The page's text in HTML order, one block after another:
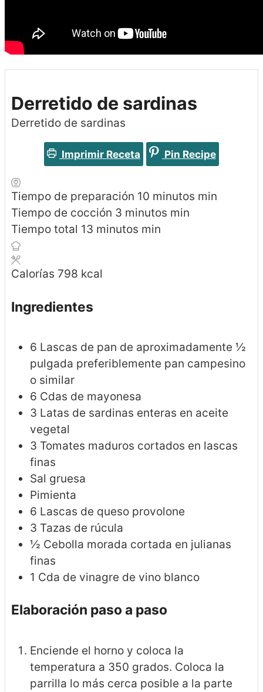
Derretido de sardinas
Derretido de sardinas
Imprimir Receta Pin Recipe
Tiempo de preparación 10 minutos min
Tiempo de cocción 3 minutos min
Tiempo total 13 minutos min
Calorías 798 kcal
Ingredientes
6 Lascas de pan de aproximadamente ½
pulgada preferiblemente pan campesino
o similar
6 Cdas de mayonesa
3 Latas de sardinas enteras en aceite
vegetal
3 Tomates maduros cortados en lascas
finas
Sal gruesa
Pimienta
6 Lascas de queso provolone
3 Tazas de rúcula
½ Cebolla morada cortada en julianas
finas
1 Cda de vinagre de vino blanco
Elaboración paso a paso
Enciende el horno y coloca la
temperatura a 350 grados. Coloca la
parrilla lo más cerca posible a la parte